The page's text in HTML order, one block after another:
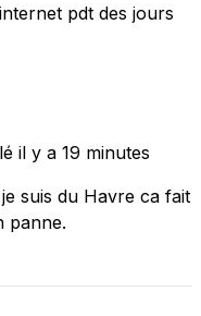
pdt des jours
il y a 19 minutes
suis du Havre ca fait
panne.